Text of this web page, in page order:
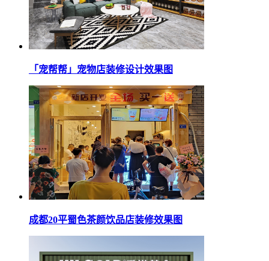
「宠帮帮」宠物店装修设计效果图
成都20平蜀色茶颜饮品店装修效果图